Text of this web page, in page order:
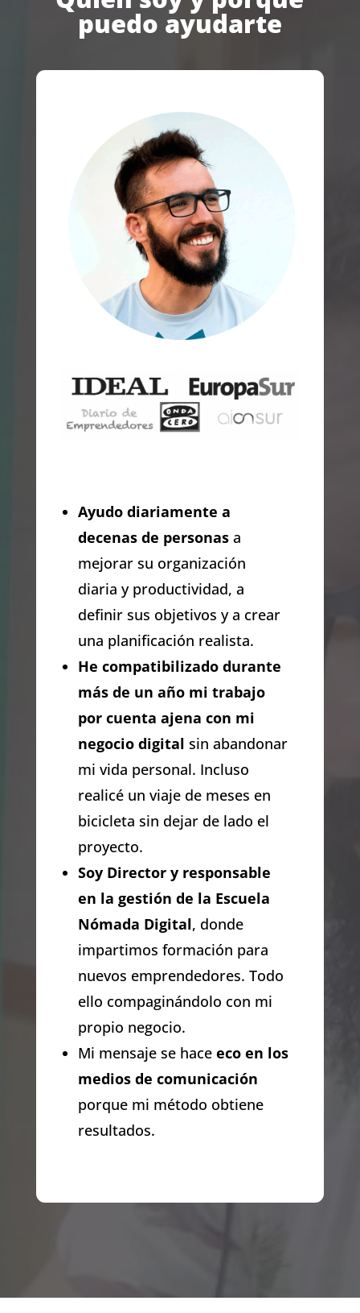
puedo ayudarte
Ayudo diariamente a
decenas de personasa
mejorar su organización
diaria y productividad, a
definir sus objetivos y a crear
una planificación realista.
He compatibilizado durante
más de un año mi trabajo
por cuenta ajena con mi
negocio digital sin abandonar
mi vida personal. Incluso
realicé un viaje de meses en
bicicleta sin dejar de lado el
proyecto.
Soy Director y responsable
en la gestión de la Escuela
Nómada Digital, donde
impartimos formación para
nuevos emprendedores. Todo
ello compaginándolo con mi
propio negocio.
Mi mensaje se hace eco en los
medios de comunicación
porque mi método obtiene
resultados.